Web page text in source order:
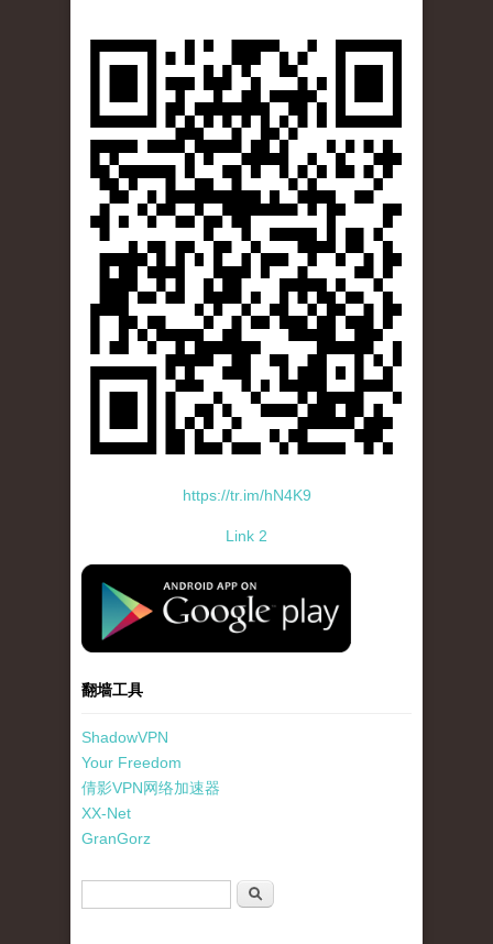
https://tr.im/hN4K9
Link 2
standard-icon-googleplay-app-store.png
翻墙工具
ShadowVPN
Your Freedom
倩影VPN网络加速器
XX-Net
GranGorz
搜索